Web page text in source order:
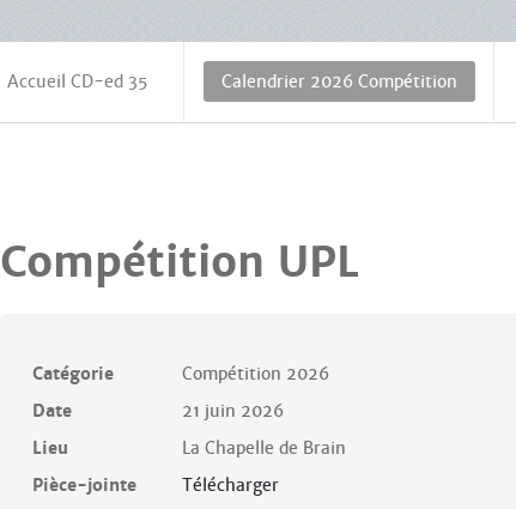
Accueil CD-ed 35 Calendrier 2026 Compétition
Compétition UPL
Catégorie
Compétition 2026
Date
21 juin 2026
Lieu
La Chapelle de Brain
Pièce-jointe
Télécharger